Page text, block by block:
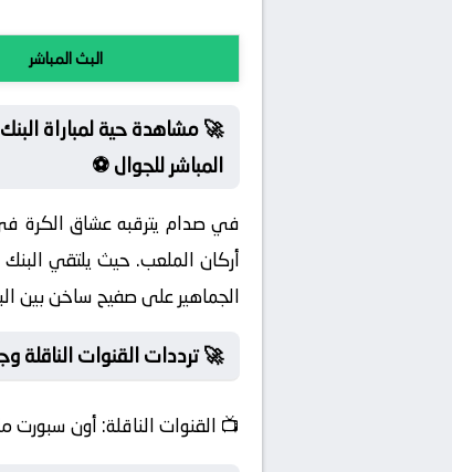
البث المباشر
🚀 مشاهدة حية لمباراة
المباشر للجوال ⚽
في صدام يترقبه عشاق الكرة
أركان الملعب. حيث يلتقي
الجماهير على صفيح ساخن بين
🚀 ترددات القنوات الناقلة
📺 القنوات الناقلة: أون سبورت